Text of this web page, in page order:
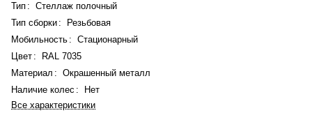
Тип : Стеллаж полочный
Тип сборки:
Резьбовая
Мобильность : Стационарный
Цвет :
RAL 7035
Материал : Окрашенный металл
Наличие колес :
Нет
Все характеристики